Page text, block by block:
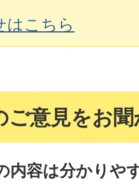
はこちら
ご意見をお
内容は分かりや